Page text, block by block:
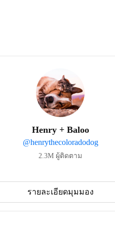
Henry + Baloo
@henrythecoloradodog
2.3M ผู้ติดตาม
รายละเอียดมุมมอง